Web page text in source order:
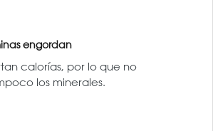
engordan
calorías, por lo que no
los minerales.